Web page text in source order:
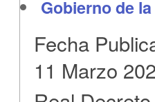
Gobierno de
Fecha
11 Marzo